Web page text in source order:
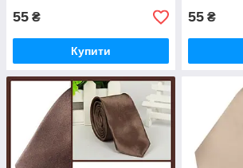
55 ₴
Купити
55 ₴